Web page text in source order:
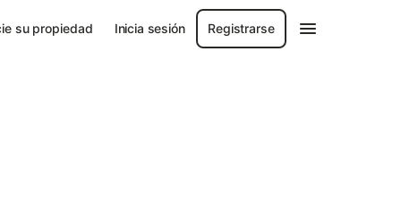
su propiedad Inicia sesión Registrarse